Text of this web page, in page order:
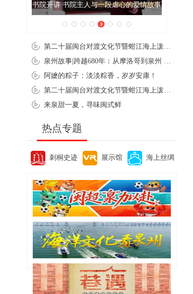
泉州肉粽亮相央视《新闻联播》
阿嬷的粽子：淡淡粽香，岁岁安康！
来泉甜一夏，寻味闽式鲜
热点专题
刺桐史迹 展示馆 海上丝绸
便民资讯